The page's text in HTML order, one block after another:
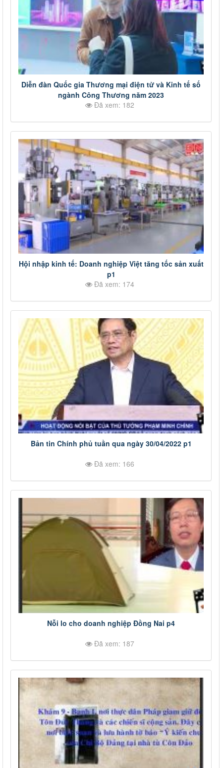
Diễn đàn Quốc gia Thương mại điện tử và Kinh tế số
ngành Công Thương năm 2023
Đã xem: 182
Hội nhập kinh tế: Doanh nghiệp Việt tăng tốc sản xuất
p1
Đã xem: 174
Bản tin Chính phủ tuần qua ngày 30/04/2022 p1
Đã xem: 166
Nỗi lo cho doanh nghiệp Đồng Nai p4
Đã xem: 187